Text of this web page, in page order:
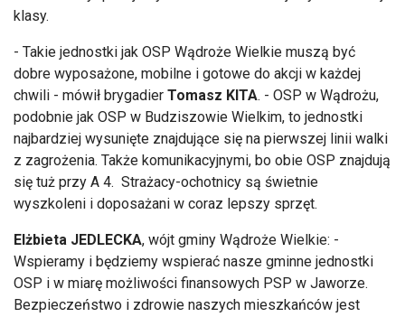
klasy.
- Takie jednostki jak OSP Wądroże Wielkie muszą być
dobre wyposażone, mobilne i gotowe do akcji w każdej
chwili - mówił brygadier Tomasz KITA. - OSP w Wądrożu,
podobnie jak OSP w Budziszowie Wielkim, to jednostki
najbardziej wysunięte znajdujące się na pierwszej linii walki
z zagrożenia. Także komunikacyjnymi, bo obie OSP znajdują
się tuż przy A 4. Strażacy-ochotnicy są świetnie
wyszkoleni i doposażani w coraz lepszy sprzęt.
Elżbieta JEDLECKA, wójt gminy Wądroże Wielkie: -
Wspieramy i będziemy wspierać nasze gminne jednostki
OSP i w miarę możliwości finansowych PSP w Jaworze.
Bezpieczeństwo i zdrowie naszych mieszkańców jest